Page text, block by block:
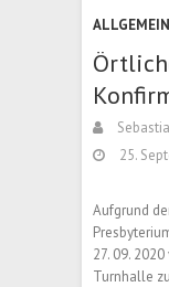
ALLGEMEIN
25.
Aufgrund
27. 09.
Turnhalle